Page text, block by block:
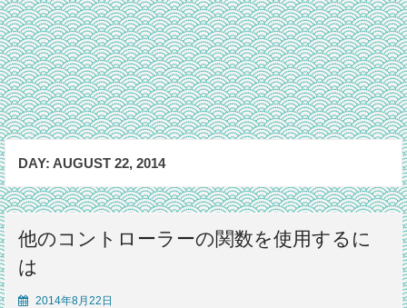
DAY: AUGUST 22, 2014
他のコントローラーの関数を使用するに
は
2014年8月22日